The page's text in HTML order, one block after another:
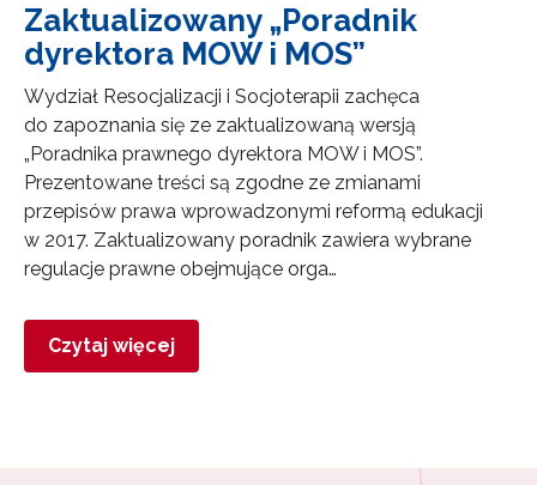
Zaktualizowany „Poradnik
dyrektora MOW i MOS”
Wydział Resocjalizacji i Socjoterapii zachęca
do zapoznania się ze zaktualizowaną wersją
„Poradnika prawnego dyrektora MOW i MOS”.
Prezentowane treści są zgodne ze zmianami
przepisów prawa wprowadzonymi reformą edukacji
w 2017. Zaktualizowany poradnik zawiera wybrane
regulacje prawne obejmujące orga…
Czytaj więcej